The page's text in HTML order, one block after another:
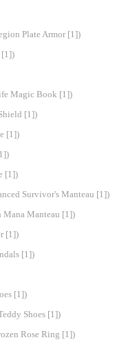
Plate Armor [1])
[1])
Magic Book [1])
[1])
[1])
[1])
Survivor's Manteau [1])
Mana Manteau [1])
[1])
[1])
[1])
Shoes [1])
Rose Ring [1])